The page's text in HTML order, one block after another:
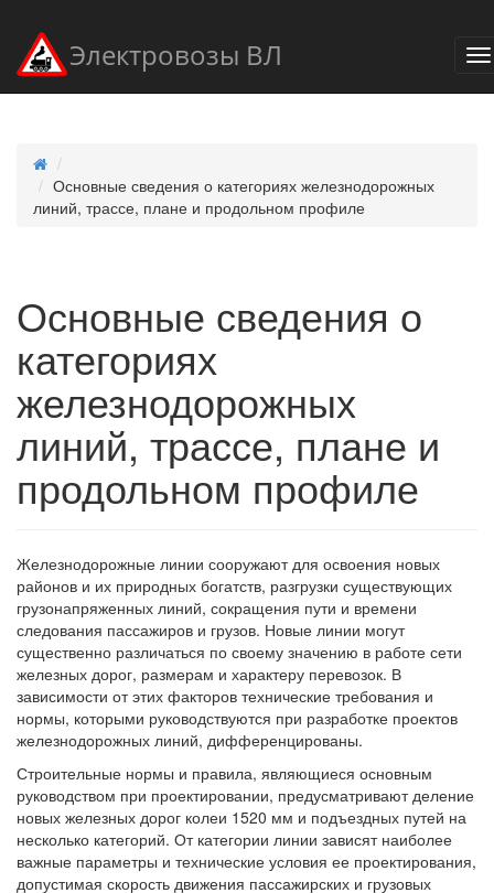
Электровозы ВЛ
Основные сведения о категориях железнодорожных
линий, трассе, плане и продольном профиле
Основные сведения о
категориях
железнодорожных
линий, трассе, плане и
продольном профиле
Железнодорожные линии сооружают для освоения новых
районов и их природных богатств, разгрузки существующих
грузонапряженных линий, сокращения пути и времени
следования пассажиров и грузов. Новые линии могут
существенно различаться по своему значению в работе сети
железных дорог, размерам и характеру перевозок. В
зависимости от этих факторов технические требования и
нормы, которыми руководствуются при разработке проектов
железнодорожных линий, дифференцированы.
Строительные нормы и правила, являющиеся основным
руководством при проектировании, предусматривают деление
новых железных дорог колеи 1520 мм и подъездных путей на
несколько категорий. От категории линии зависят наиболее
важные параметры и технические условия ее проектирования,
допустимая скорость движения пассажирских и грузовых